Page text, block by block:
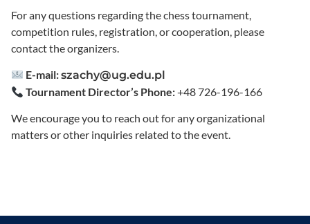
For any questions regarding the chess tournament,
competition rules, registration, or cooperation, please
contact the organizers.
E-mail:szachy@ug.edu.pl
Tournament Director’s Phone:+48 726-196-166
We encourage you to reach out for any organizational
matters or other inquiries related to the event.